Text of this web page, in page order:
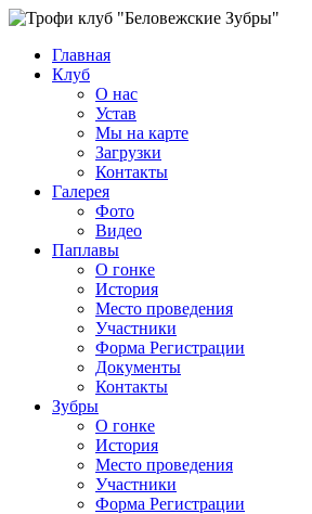
Главная
Клуб
О нас
Устав
Мы на карте
Загрузки
Контакты
Галерея
Фото
Видео
Паплавы
О гонке
История
Место проведения
Участники
Форма Регистрации
Документы
Контакты
Зубры
О гонке
История
Место проведения
Участники
Форма Регистрации